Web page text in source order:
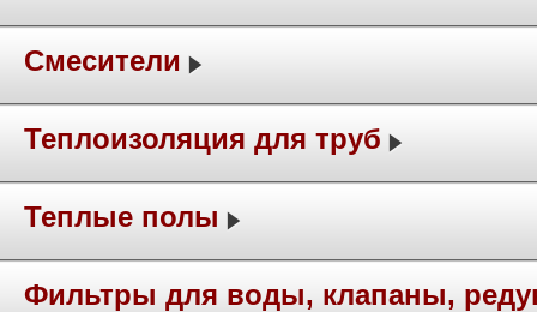
Смесители
Теплоизоляция для труб
Теплые полы
Фильтры для воды, клапаны,